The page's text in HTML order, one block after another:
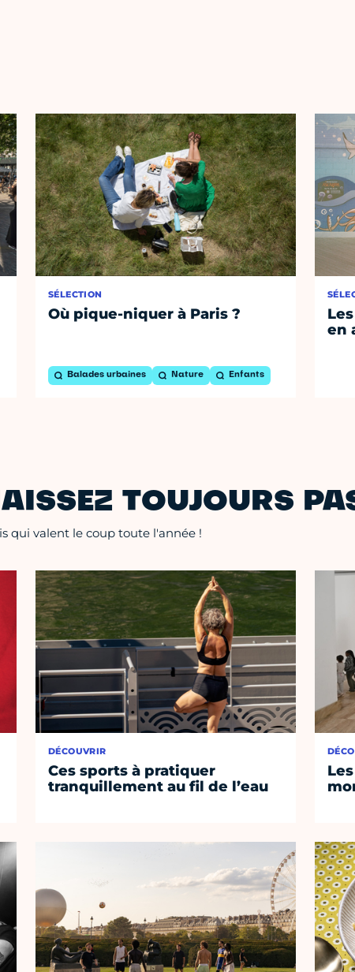
SÉLECTION
Où pique-niquer à Paris ?
Balades urbaines Nature Enfants
en
TOUJOURS
qui valent le coup toute l'année !
DÉCOUVRIR
Ces sports à pratiquer
tranquillement au fil de l’eau